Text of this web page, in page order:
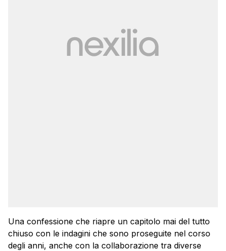
Una confessione che riapre un capitolo mai del tutto
chiuso con le indagini che sono proseguite nel corso
degli anni, anche con la collaborazione tra diverse